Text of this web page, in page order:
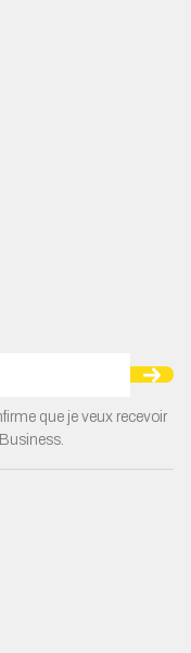
que je veux recevoir